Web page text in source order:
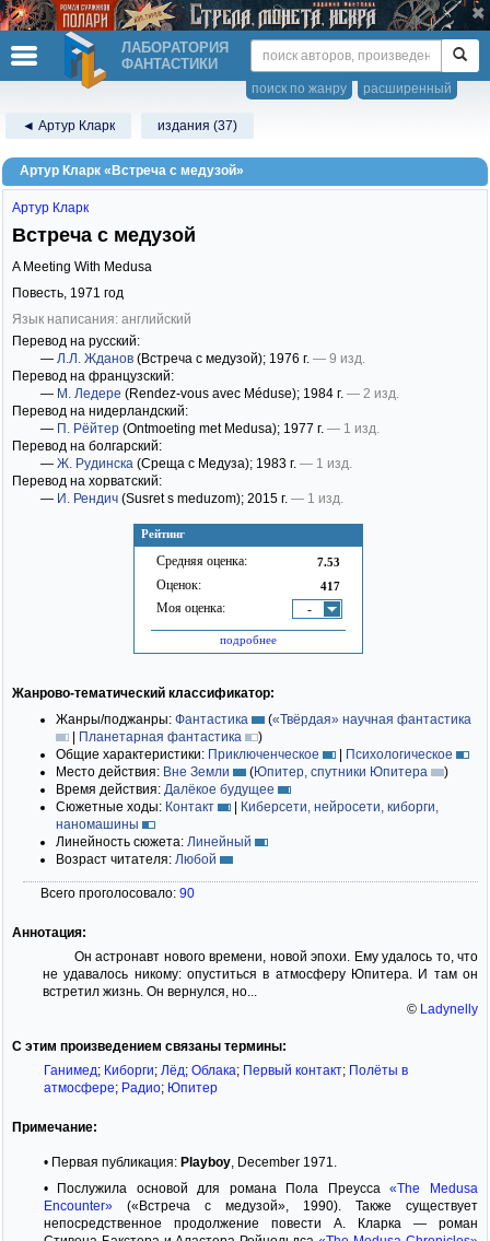
ЛАБОРАТОРИЯ
ФАНТАСТИКИ
расширенный
поиск по жанру
◄ Артур Кларк издания (37)
Артур Кларк «Встреча с медузой»
Рейтинг
Средняя оценка: 7.53
Оценок: 417
Моя оценка: -
подробнее
Артур Кларк
Встреча с медузой
A Meeting With Medusa
Повесть, 1971 год
Язык написания: английский
Перевод на русский:
— Л.Л. Жданов (Встреча с медузой); 1976 г. — 9 изд.
Перевод на французский:
— М. Ледере (Rendez-vous avec Méduse); 1984 г. — 2 изд.
Перевод на нидерландский:
— П. Рёйтер (Ontmoeting met Medusa); 1977 г. — 1 изд.
Перевод на болгарский:
— Ж. Рудинска (Среща с Медуза); 1983 г. — 1 изд.
Перевод на хорватский:
— И. Рендич (Susret s meduzom); 2015 г. — 1 изд.
Жанрово-тематический классификатор:
Жанры/поджанры: Фантастика («Твёрдая» научная фантастика
| Планетарная фантастика
)
Общие характеристики: Приключенческое | Психологическое
Место действия: Вне Земли (Юпитер, спутники Юпитера
)
Время действия: Далёкое будущее
Сюжетные ходы: Контакт | Киберсети, нейросети, киборги,
наномашины
Линейность сюжета: Линейный
Возраст читателя: Любой
Всего проголосовало: 90
Аннотация:
Он астронавт нового времени, новой эпохи. Ему удалось то, что
не удавалось никому: опуститься в атмосферу Юпитера. И там он
встретил жизнь. Он вернулся, но...
© Ladynelly
С этим произведением связаны термины:
Ганимед; Киборги; Лёд; Облака; Первый контакт; Полёты в
атмосфере; Радио; Юпитер
Примечание:
• Первая публикация: Playboy, December 1971.
• Послужила основой для романа Пола Преусса«The Medusa
Encounter»(«Встреча с медузой», 1990). Также существует
непосредственное продолжение повести А. Кларка — роман